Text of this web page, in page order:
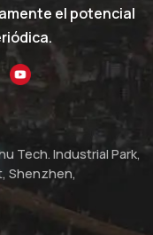
el potencial
Tech. Industrial Park,
Shenzhen,